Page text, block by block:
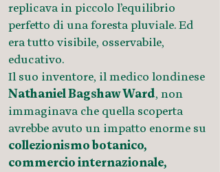
replicava in piccolo l’equilibrio
perfetto di una foresta pluviale. Ed
era tutto visibile, osservabile,
educativo.
Il suo inventore, il medico londinese
Nathaniel Bagshaw Ward, non
immaginava che quella scoperta
avrebbe avuto un impatto enorme su
collezionismo botanico,
commercio internazionale,